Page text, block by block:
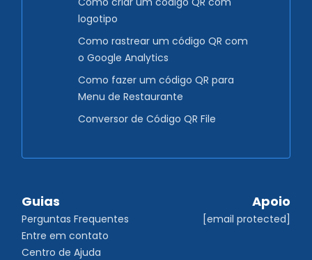
logotipo
Como rastrear um código QR com
o Google Analytics
Como fazer um código QR para
Menu de Restaurante
Conversor de Código QR File
Guias
Perguntas Frequentes
Entre em contato
Centro de Ajuda
Apoio
[email protected]